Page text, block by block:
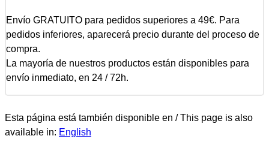
Envío GRATUITO para pedidos superiores a 49€. Para
pedidos inferiores, aparecerá precio durante del proceso de
compra.
La mayoría de nuestros productos están disponibles para
envío inmediato, en 24 / 72h.
Esta página está también disponible en / This page is also
available in: English